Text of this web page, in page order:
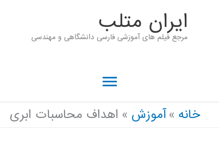
ايران متلب
مرجع فیلم های آموزشی فارسی دانشگاهی و مهندسی
فهرست
اصلی
خانه آموزش اهداف محاسبات ابری